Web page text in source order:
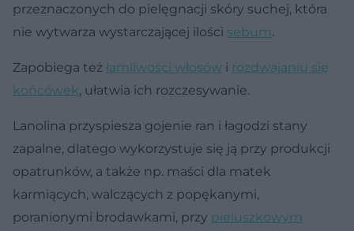
przeznaczonych do pielęgnacji skóry suchej, która
nie wytwarza wystarczającej ilości sebum.
Zapobiega też łamliwości włosów i rozdwajaniu się
końcówek, ułatwia ich rozczesywanie.
Lanolina przyspiesza gojenie ran i łagodzi stany
zapalne, dlatego wykorzystuje się ją przy produkcji
opatrunków, a także np. maści dla matek
karmiących, walczących z popękanymi,
poranionymi brodawkami, przy pieluszkowym